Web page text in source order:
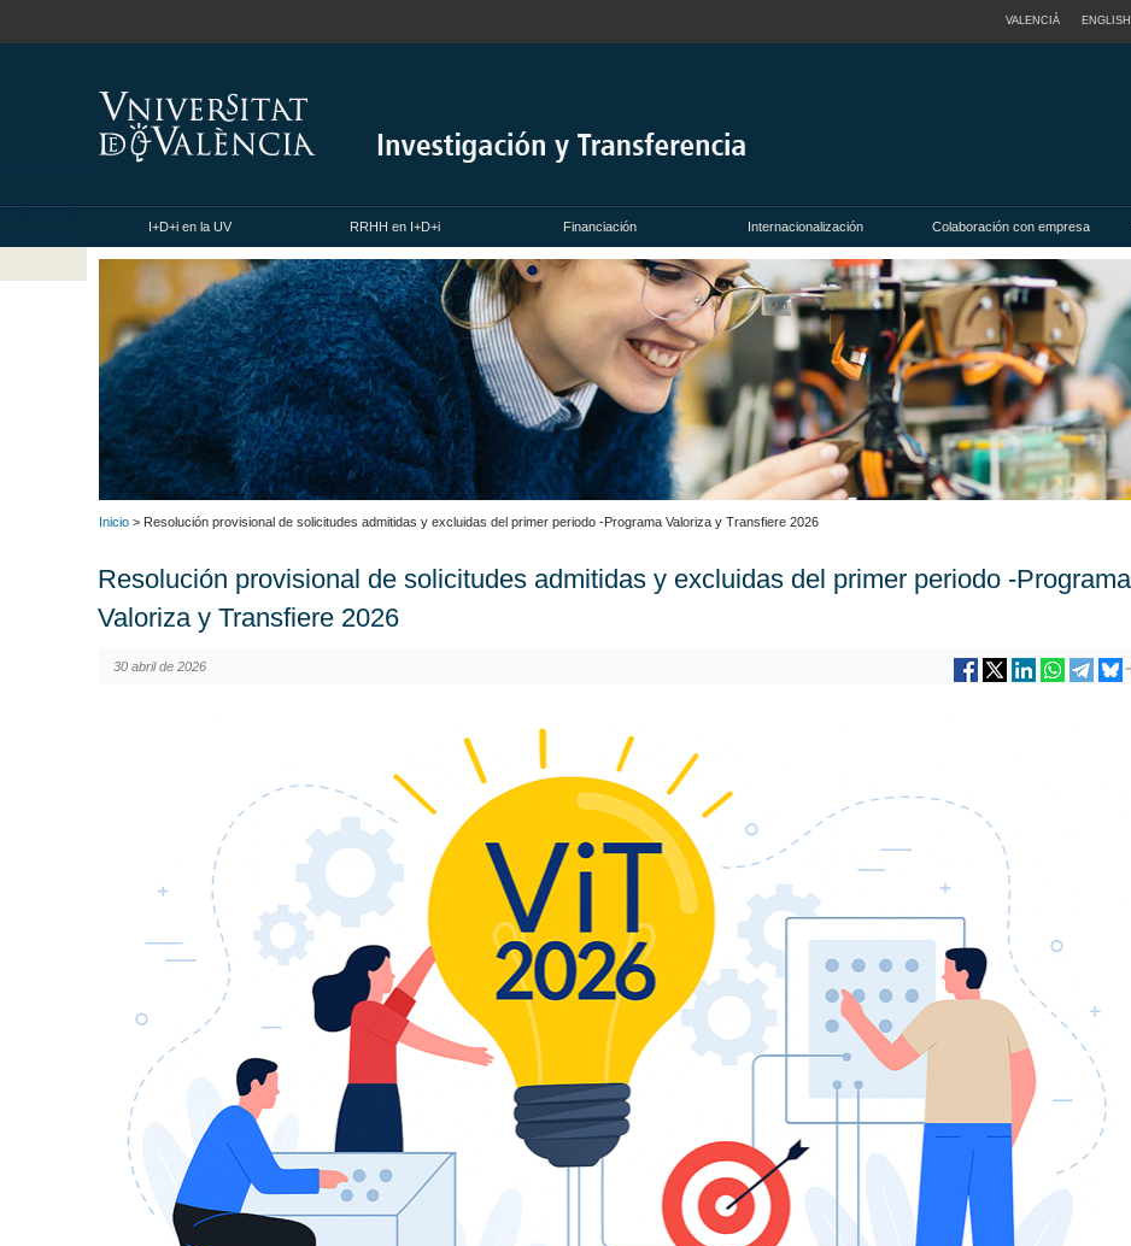
VALENCIÀ ENGLISH
I+D+i en la UV RRHH en I+D+i Financiación Internacionalización Colaboración con empresa
Inicio > Resolución provisional de solicitudes admitidas y excluidas del primer periodo -Programa Valoriza y Transfiere 2026
Resolución provisional de solicitudes admitidas y excluidas del primer periodo -Programa
Valoriza y Transfiere 2026
30 abril de 2026